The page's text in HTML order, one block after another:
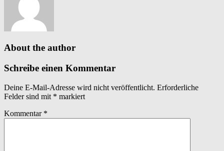
About the author
Schreibe einen Kommentar
Deine E-Mail-Adresse wird nicht veröffentlicht. Erforderliche
Felder sind mit * markiert
Kommentar *